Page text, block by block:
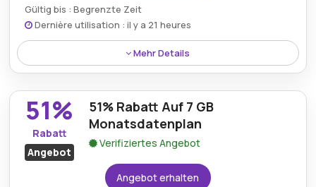
Gültig bis : Begrenzte Zeit
Dernière utilisation : il y a 21 heures
Mehr Details
Kunden können den 20-GB-Medium-Wave-
Monatsdatentarif mit 80% Rabatt erhalten und so
zuverlässigen Internetzugang genießen, während
sie erhebliche Einsparungen bei wichtigen
Mobilfunkdiensten erzielen.
51%
Rabatt
Angebot
51% Rabatt Auf 7 GB
Monatsdatenplan
Verifiziertes Angebot
Angebot erhalten